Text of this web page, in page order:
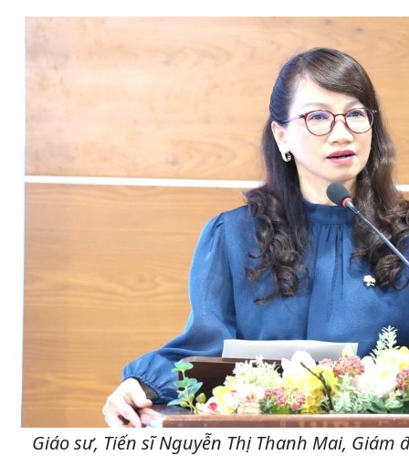
Giáo sư, Tiến sĩ Nguyễn Thị Thanh Mai,